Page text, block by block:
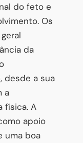
do feto e
Os
da
desde a sua
a
física. A
apoio
uma boa